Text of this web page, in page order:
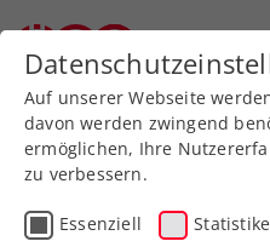
Auf unserer Webseite
davon werden zwingend
ermöglichen, Ihre
zu verbessern.
Essenziell